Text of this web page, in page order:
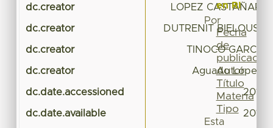
dc.creator LOPEZ
dc.creator DUTRENIT BIELOUS,
dc.creator TINOCO
dc.creator Aguado López,
dc.date.accessioned 2013-
dc.date.available 2013-
en RI
Por
Fecha
de
publicación
Autor
Título
Materia
Tipo
Esta